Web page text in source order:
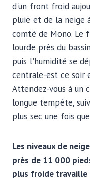
d'un front froid
pluie et de la neige
comté de Mono. Le
lourde près du
puis l'humidité se
centrale-est ce soir
Attendez-vous à un
longue tempête,
plus sec une fois
Les niveaux de
près de 11 000
plus froide travaille